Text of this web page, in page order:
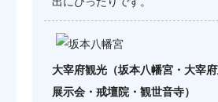
大宰府観光（坂本八幡宮・大宰
展示会・戒壇院・観世音寺）